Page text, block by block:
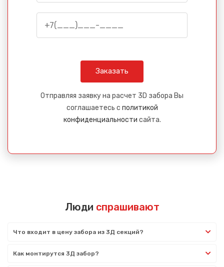
Отправляя заявку на расчет 3D забора Вы
соглашаетесь с политикой
конфиденциальности сайта.
Люди спрашивают
Что входит в цену забора из 3Д секций?
Как монтирутся 3Д забор?